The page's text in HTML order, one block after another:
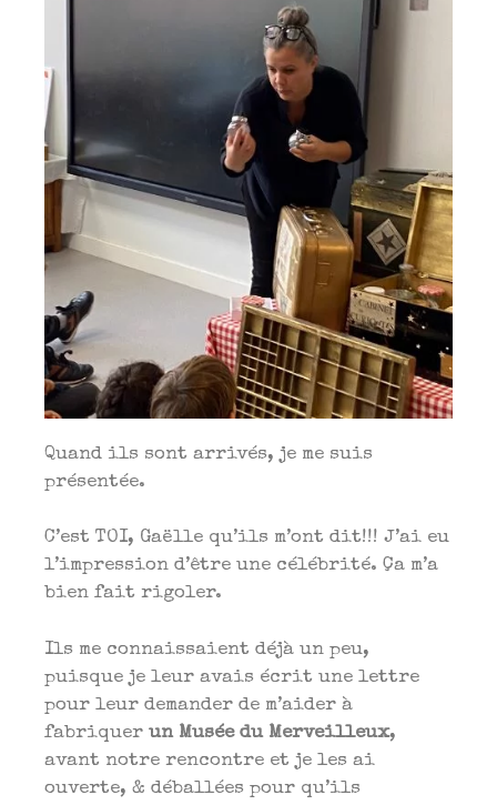
Quand ils sont arrivés, je me suis
présentée.
C’est TOI, Gaëlle qu’ils m’ont dit!!! J’ai eu
l’impression d’être une célébrité. Ça m’a
bien fait rigoler.
Ils me connaissaient déjà un peu,
puisque je leur avais écrit une lettre
pour leur demander de m’aider à
fabriquer un Musée du Merveilleux,
avant notre rencontre et je les ai
ouverte, & déballées pour qu’ils